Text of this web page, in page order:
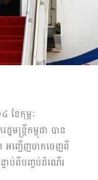
ខែកុម្ភៈ
ន្ត្រីកម្ពុជា បាន
អញ្ជើញចាកចេញពី
ាប់ពីបញ្ចប់ដំណើរ​